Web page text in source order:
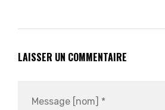
LAISSER UN COMMENTAIRE